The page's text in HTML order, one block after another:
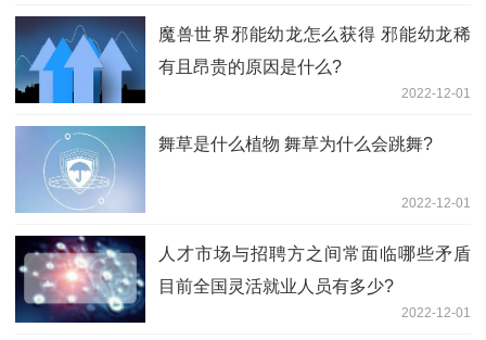
魔兽世界邪能幼龙怎么获得 邪能幼龙稀
有且昂贵的原因是什么?
2022-12-01
舞草是什么植物 舞草为什么会跳舞?
2022-12-01
人才市场与招聘方之间常面临哪些矛盾
目前全国灵活就业人员有多少?
2022-12-01